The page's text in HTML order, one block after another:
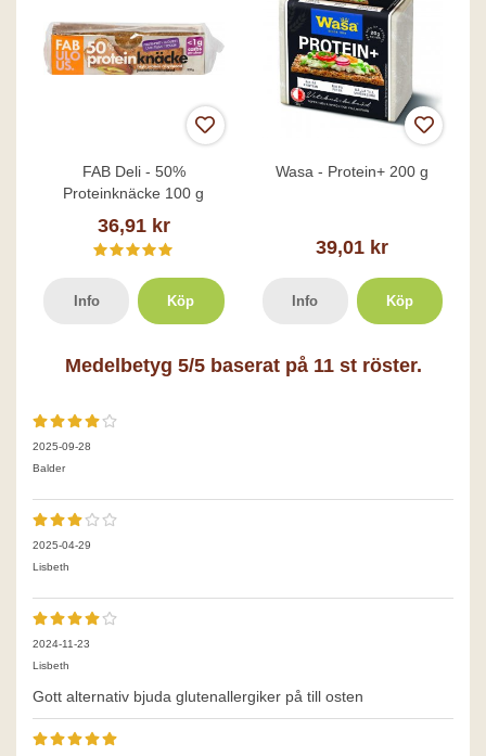
FAB Deli - 50%
Proteinknäcke 100 g
36,91 kr
Info Köp
Wasa - Protein+ 200 g
39,01 kr
Info Köp
Medelbetyg 5/5 baserat på 11st röster.
2025-09-28
Balder
2025-04-29
Lisbeth
2024-11-23
Lisbeth
Gott alternativ bjuda glutenallergiker på till osten